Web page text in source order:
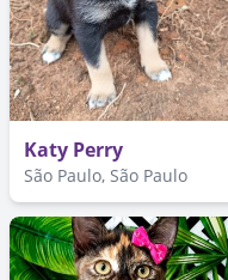
Katy Perry
São Paulo, São Paulo